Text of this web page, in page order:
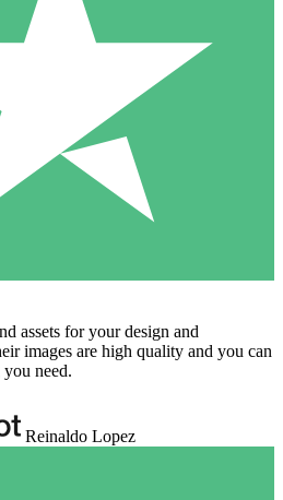
assets for your design and
images are high quality and you can
need.
Reinaldo Lopez